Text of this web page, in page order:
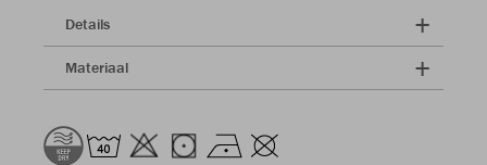
Details
Materiaal